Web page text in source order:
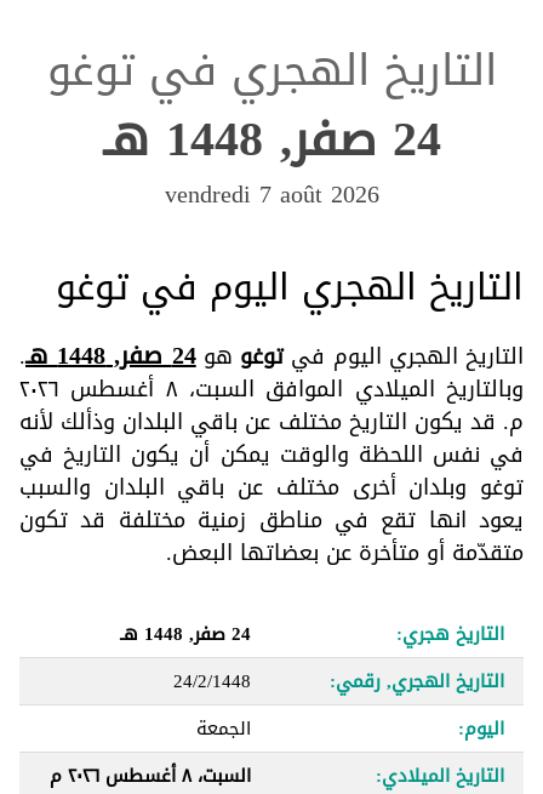
التاريخ الهجري في توغو
24 صفر, 1448 هـ
vendredi 7 août 2026
التاريخ الهجري اليوم في توغو
التاريخ الهجري اليوم فيتوغو هو24 صفر, 1448 هـ .
وبالتاريخ الميلادي الموافق السبت، ٨ أغسطس ٢٠٢٦
م. قد يكون التاريخ مختلف عن باقي البلدان وذألك لأنه
في نفس اللحظة والوقت يمكن أن يكون التاريخ في
توغو وبلدان أخرى مختلف عن باقي البلدان والسبب
يعود انها تقع في مناطق زمنية مختلفة قد تكون
متقدّمة أو متأخرة عن بعضاتها البعض.
التاريخ هجري:
24 صفر, 1448 هـ
التاريخ الهجري, رقمي:
24/2/1448
اليوم:
الجمعة
التاريخ الميلادي:
السبت، ٨ أغسطس ٢٠٢٦ م